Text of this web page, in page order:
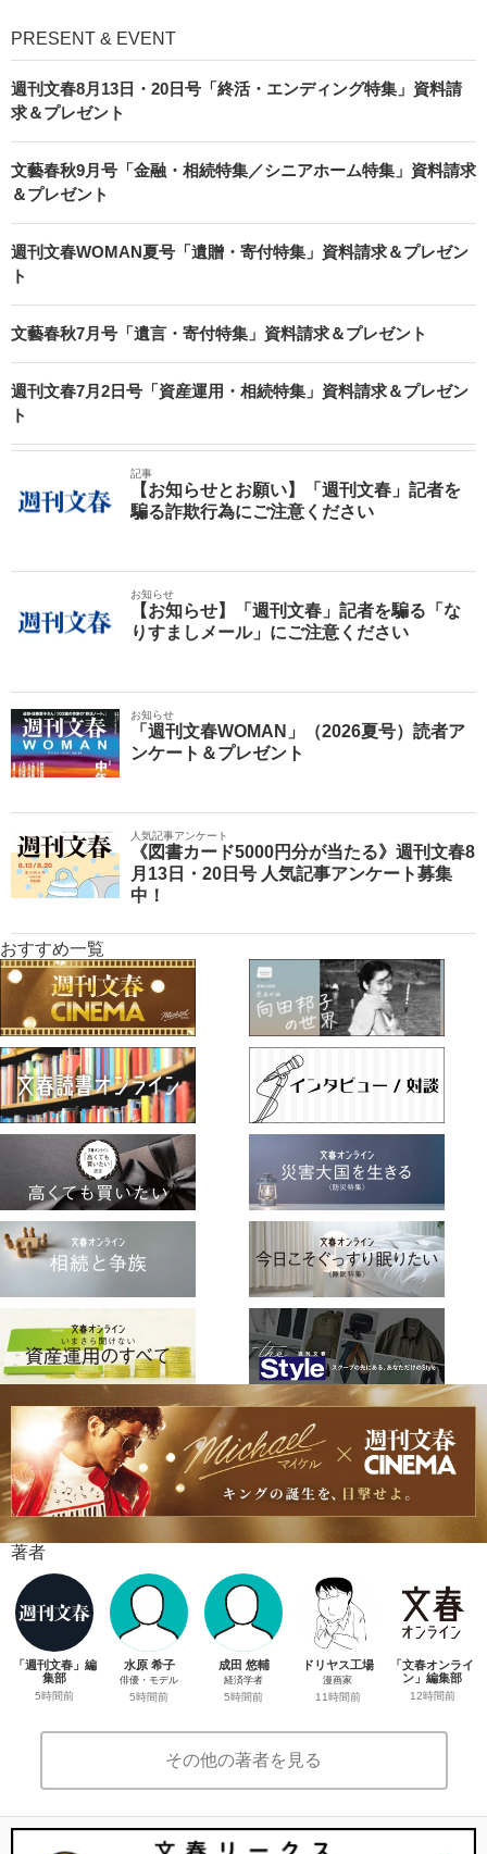
PRESENT & EVENT
週刊文春8月13日・20日号「終活・エンディング特集」資料請
求＆プレゼント
文藝春秋9月号「金融・相続特集／シニアホーム特集」資料請求
＆プレゼント
週刊文春WOMAN夏号「遺贈・寄付特集」資料請求＆プレゼン
ト
文藝春秋7月号「遺言・寄付特集」資料請求＆プレゼント
週刊文春7月2日号「資産運用・相続特集」資料請求＆プレゼン
ト
記事
【お知らせとお願い】「週刊文春」記者を
騙る詐欺行為にご注意ください
お知らせ
【お知らせ】「週刊文春」記者を騙る「な
りすましメール」にご注意ください
お知らせ
「週刊文春WOMAN」（2026夏号）読者ア
ンケート＆プレゼント
人気記事アンケート
《図書カード5000円分が当たる》週刊文春8
月13日・20日号 人気記事アンケート募集
中！
おすすめ一覧
著者
「週刊文春」編
集部
5時間前
水原 希子
俳優・モデル
5時間前
成田 悠輔
経済学者
5時間前
ドリヤス工場
漫画家
11時間前
「文春オンライ
ン」編集部
12時間前
その他の著者を見る